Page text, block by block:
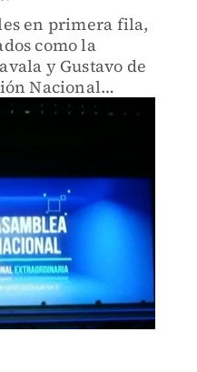
en primera fila,
como la
y Gustavo de
Nacional
Nacional esta